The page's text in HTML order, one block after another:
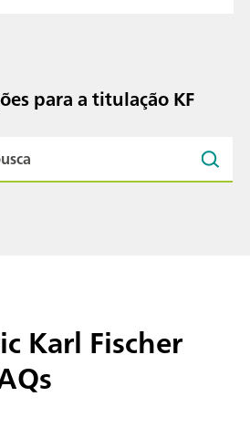
para a titulação KF
Karl Fischer